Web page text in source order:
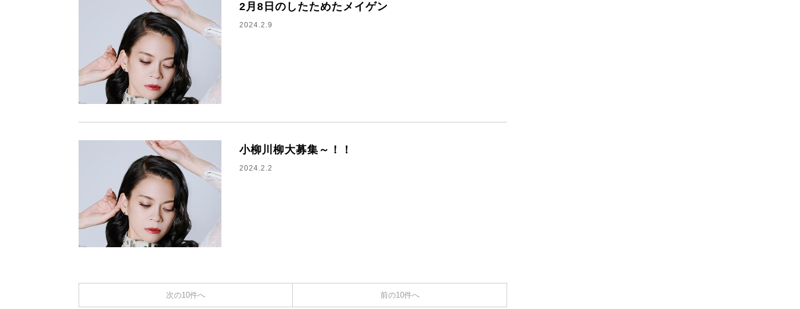
2月8日のしたためたメイゲン
2024.2.9
小柳川柳大募集～！！
2024.2.2
次の10件へ 前の10件へ